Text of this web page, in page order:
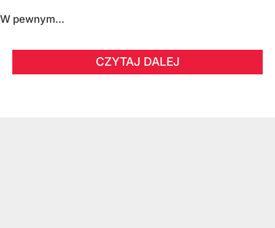
W pewnym...
CZYTAJ DALEJ